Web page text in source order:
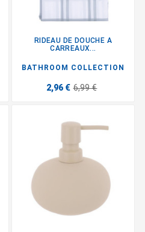
RIDEAU DE DOUCHE A
CARREAUX...
BATHROOM COLLECTION
2,96 € 6,99 €